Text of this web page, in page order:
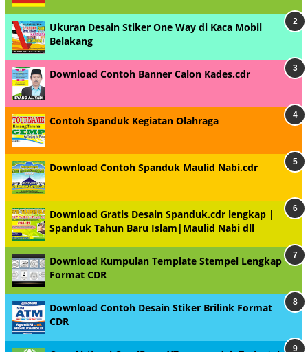
Ukuran Desain Stiker One Way di Kaca Mobil
Belakang
Download Contoh Banner Calon Kades.cdr
Contoh Spanduk Kegiatan Olahraga
Download Contoh Spanduk Maulid Nabi.cdr
Download Gratis Desain Spanduk.cdr lengkap |
Spanduk Tahun Baru Islam|Maulid Nabi dll
Download Kumpulan Template Stempel Lengkap
Format CDR
Download Contoh Desain Stiker Brilink Format
CDR